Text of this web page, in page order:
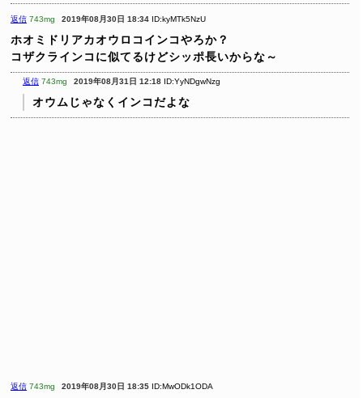
返信 743mg 2019年08月30日 18:34 ID:kyMTk5NzU
ホオミドリアカオウロコインコやろか？
コザクラインコに似てるけどシッポ長いからな～
返信 743mg 2019年08月31日 12:18 ID:YyNDgwNzg
オウムじゃなくインコだよな
返信 743mg 2019年08月30日 18:35 ID:MwODk1ODA